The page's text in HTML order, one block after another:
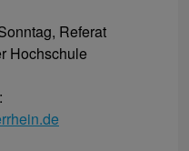
Referat
Hochschule